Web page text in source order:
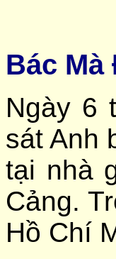
Bác Mà
Ngày 6
sát Anh
tại nhà
Cảng.
Hồ Chí